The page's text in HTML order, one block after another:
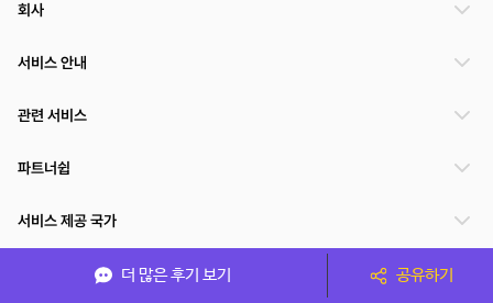
더 많은 후기 보기 공유하기
회사
서비스 안내
관련 서비스
파트너쉽
서비스 제공 국가